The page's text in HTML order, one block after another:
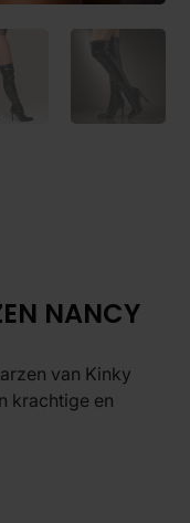
NANCY
van Kinky
krachtige en